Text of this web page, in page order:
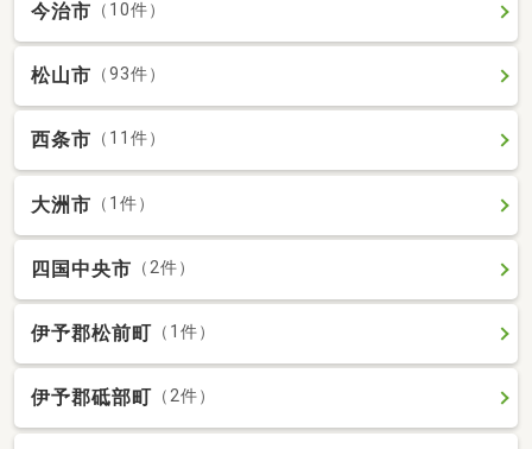
今治市 （10件）
松山市 （93件）
西条市 （11件）
大洲市 （1件）
四国中央市 （2件）
伊予郡松前町 （1件）
伊予郡砥部町 （2件）